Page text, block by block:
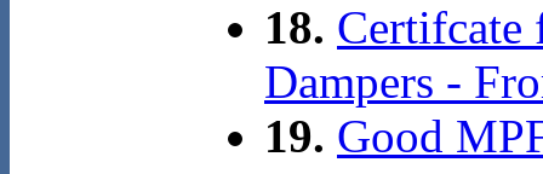
18. Certifcate
Dampers -
19. Good